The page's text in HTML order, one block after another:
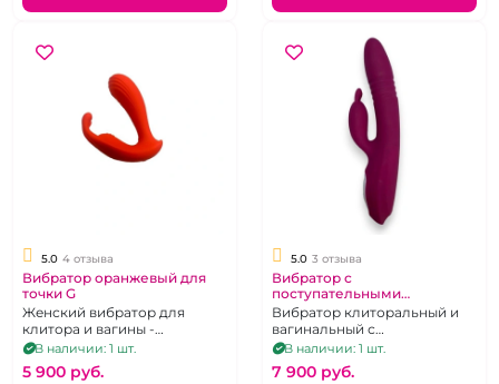
5.0 4 отзыва
Вибратор оранжевый для
точки G
Женский вибратор для
клитора и вагины -
вагинальная пробка
В наличии: 1 шт.
5 900 pуб.
5.0 3 отзыва
Вибратор с
поступательными
движениями и
клиторальным
стимулятором в
ассортименте
Вибратор клиторальный и
вагинальный с
поступательными
движениями
В наличии: 1 шт.
7 900 pуб.